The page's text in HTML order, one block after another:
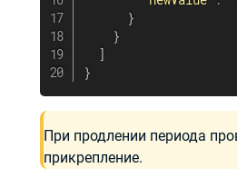
}
}
]
}
При продлении периода
прикрепление.